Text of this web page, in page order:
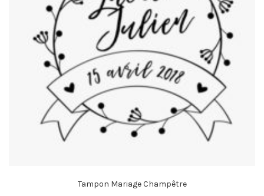
Tampon Mariage Champêtre